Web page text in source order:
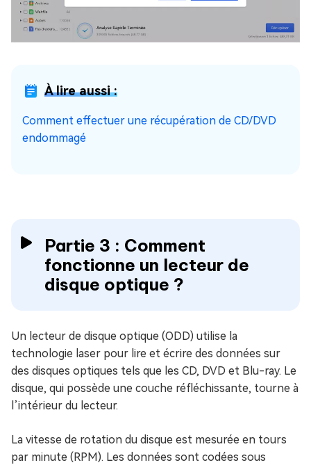
À lire aussi :
Comment effectuer une récupération de CD/DVD
endommagé
Partie 3 : Comment
fonctionne un lecteur de
disque optique ?
Un lecteur de disque optique (ODD) utilise la
technologie laser pour lire et écrire des données sur
des disques optiques tels que les CD, DVD et Blu-ray. Le
disque, qui possède une couche réfléchissante, tourne à
l’intérieur du lecteur.
La vitesse de rotation du disque est mesurée en tours
par minute (RPM). Les données sont codées sous